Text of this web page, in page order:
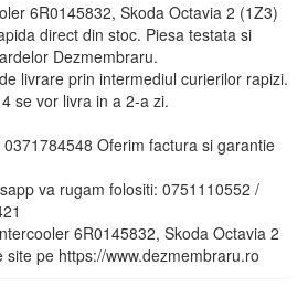
6R0145832, Skoda Octavia 2 (1Z3)
direct din stoc. Piesa testata si
Dezmembraru.
livrare prin intermediul curierilor rapizi.
se vor livra in a 2-a zi.
Oferim factura si garantie
va rugam folositi: 0751110552 /
6R0145832, Skoda Octavia 2
site pe https://www.dezmembraru.ro